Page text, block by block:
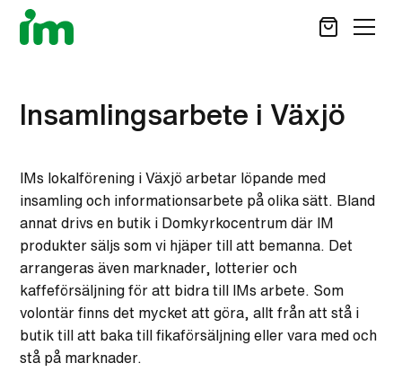
OM IM
CAREER SITE
KONTAKT
VAD VI GÖR
VAD DU KAN GÖRA
AKTUELLT
Insamlingsarbete i Växjö
IMs lokalförening i Växjö arbetar löpande med
insamling och informationsarbete på olika sätt. Bland
annat drivs en butik i Domkyrkocentrum där IM
produkter säljs som vi hjäper till att bemanna. Det
arrangeras även marknader, lotterier och
kaffeförsäljning för att bidra till IMs arbete. Som
volontär finns det mycket att göra, allt från att stå i
butik till att baka till fikaförsäljning eller vara med och
stå på marknader.